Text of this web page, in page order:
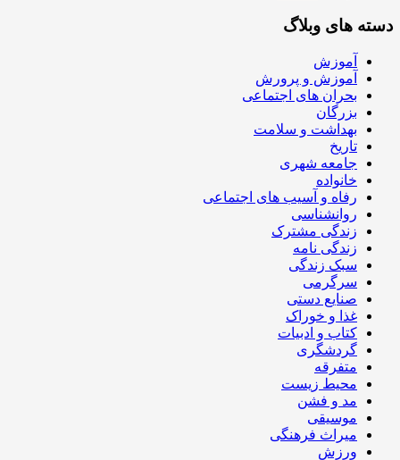
دسته های وبلاگ
آموزش
آموزش و پرورش
بحران های اجتماعی
بزرگان
بهداشت و سلامت
تاریخ
جامعه شهری
خانواده
رفاه و آسیب های اجتماعی
روانشناسی
زندگی مشترک
زندگی نامه
سبک زندگی
سرگرمی
صنایع دستی
غذا و خوراک
کتاب و ادبیات
گردشگری
متفرقه
محیط زیست
مد و فشن
موسیقی
میراث فرهنگی
ورزش